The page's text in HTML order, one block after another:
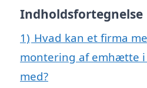
Indholdsfortegnelse
1) Hvad kan et firma
montering af emhætte
med?